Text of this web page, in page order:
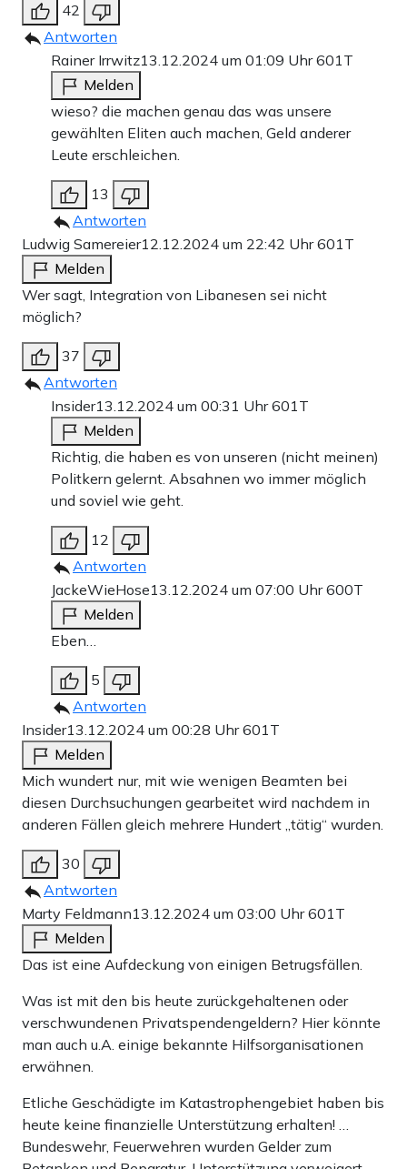
42
Antworten
Rainer Irrwitz13.12.2024 um 01:09 Uhr601T
Melden
wieso? die machen genau das was unsere
gewählten Eliten auch machen, Geld anderer
Leute erschleichen.
13
Antworten
Ludwig Samereier12.12.2024 um 22:42 Uhr601T
Melden
Wer sagt, Integration von Libanesen sei nicht
möglich?
37
Antworten
Insider13.12.2024 um 00:31 Uhr601T
Melden
Richtig, die haben es von unseren (nicht meinen)
Politkern gelernt. Absahnen wo immer möglich
und soviel wie geht.
12
Antworten
JackeWieHose13.12.2024 um 07:00 Uhr600T
Melden
Eben…
5
Antworten
Insider13.12.2024 um 00:28 Uhr601T
Melden
Mich wundert nur, mit wie wenigen Beamten bei
diesen Durchsuchungen gearbeitet wird nachdem in
anderen Fällen gleich mehrere Hundert „tätig“ wurden.
30
Antworten
Marty Feldmann13.12.2024 um 03:00 Uhr601T
Melden
Das ist eine Aufdeckung von einigen Betrugsfällen.
Was ist mit den bis heute zurückgehaltenen oder
verschwundenen Privatspendengeldern? Hier könnte
man auch u.A. einige bekannte Hilfsorganisationen
erwähnen.
Etliche Geschädigte im Katastrophengebiet haben bis
heute keine finanzielle Unterstützung erhalten! …
Bundeswehr, Feuerwehren wurden Gelder zum